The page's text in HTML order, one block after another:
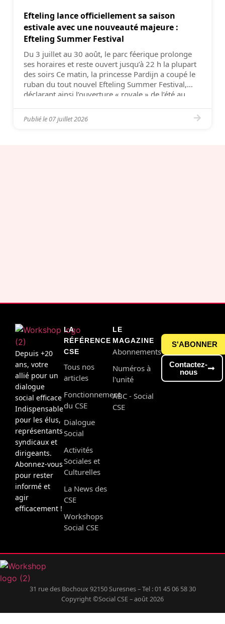
Efteling lance officiellement sa saison
estivale avec une nouveauté majeure :
Efteling Summer Festival
Du 3 juillet au 30 août, le parc féerique prolonge
ses horaires et reste ouvert jusqu’à 22 h la plupart
des soirs Ce matin, la princesse Pardijn a coupé le
ruban du tout nouvel Efteling Summer Festival,
déclarant ainsi l’ouverture « royale » de l’été au
au […]
Publié le07 juillet 2026
Depuis +20
ans, votre
allié pour un
dialogue
social efficace
Indispensable
pour les élus,
représentants
syndicaux et
dirigeants.
Abonnez-vous
pour rester
informé et
agir
efficacement !
LA
RÉFÉRENCE
CSE
Tous nos
articles
Fonctionnement
du CSE
Dialogue
Social
Activités
Sociales et
Culturelles
La News des
CSE
Workshops
Social CSE
LE
MAGAZINE
Abonnements
Numéros à
l'unité
ABC - Social
CSE
S'ABONNER
Contactez-
nous
31 rue des Bochoux 92150 Suresnes – Tel : 01 45 06 58 30
Copyright ©Social CSE – août 2026